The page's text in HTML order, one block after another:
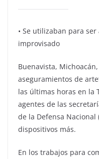
•⁠ ⁠Se utilizaban para
improvisado
Buenavista,
aseguramientos de
las últimas horas en la
agentes de las
de la Defensa
dispositivos más.
En los trabajos para